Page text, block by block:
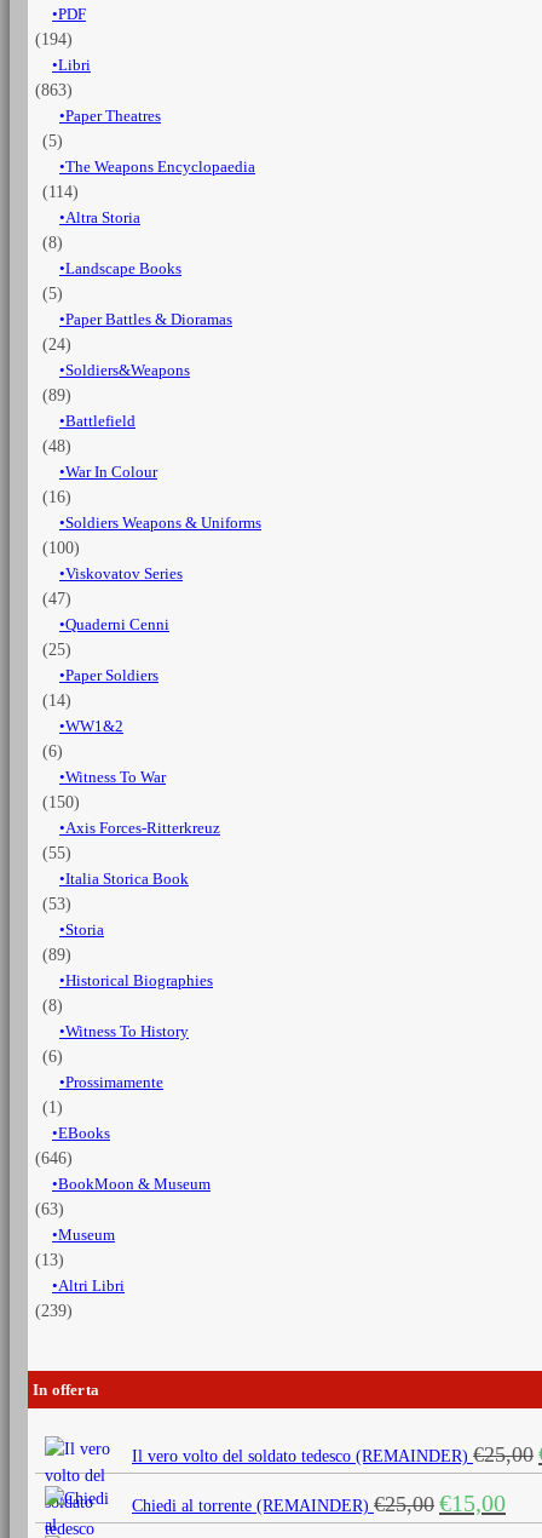
Piave
quantità
PDF
(194)
Libri
(863)
Paper Theatres
(5)
The Weapons Encyclopaedia
(114)
Altra Storia
(8)
Landscape Books
(5)
Paper Battles & Dioramas
(24)
Soldiers&Weapons
(89)
Battlefield
(48)
War In Colour
(16)
Soldiers Weapons & Uniforms
(100)
Viskovatov Series
(47)
Quaderni Cenni
(25)
Paper Soldiers
(14)
WW1&2
(6)
Witness To War
(150)
Axis Forces-Ritterkreuz
(55)
Italia Storica Book
(53)
Storia
(89)
Historical Biographies
(8)
Witness To History
(6)
Prossimamente
(1)
EBooks
(646)
BookMoon & Museum
(63)
Museum
(13)
Altri Libri
(239)
In offerta
Il vero volto del soldato tedesco (REMAINDER) €25,00
Chiedi al torrente (REMAINDER) €25,00 Il
prezzo
€15,00